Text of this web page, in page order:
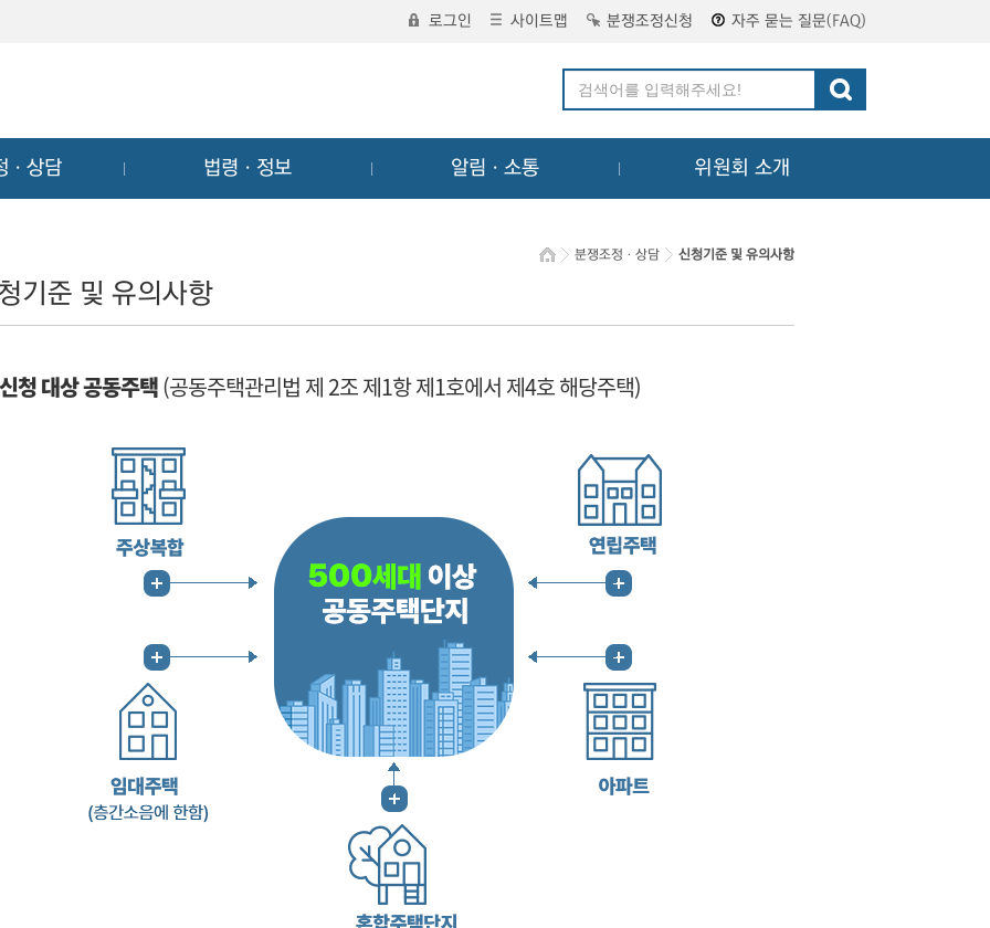
로그인 사이트맵 분쟁조정신청 자주 묻는 질문(FAQ)
ㆍ상담 법령ㆍ정보 알림ㆍ소통 위원회 소개
분쟁조정ㆍ상담 신청기준 및 유의사항
기준 및 유의사항
신청 대상 공동주택(공동주택관리법 제 2조 제1항 제1호에서 제4호 해당주택)